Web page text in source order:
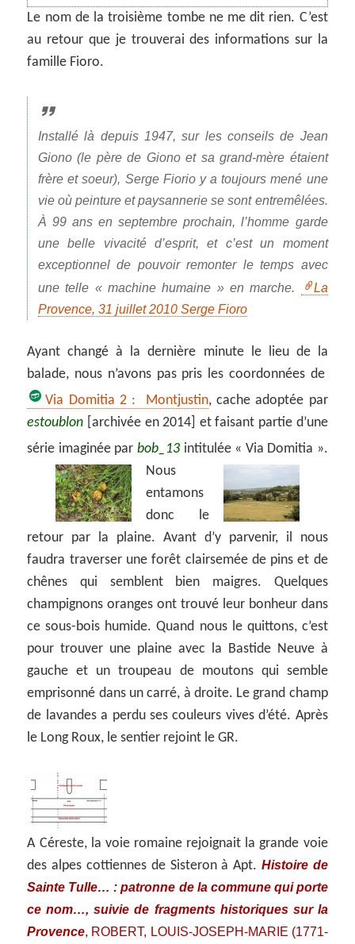
Le nom de la troisième tombe ne me dit rien. C’est
au retour que je trouverai des informations sur la
famille Fioro.
Installé là depuis 1947, sur les conseils de Jean
Giono (le père de Giono et sa grand-mère étaient
frère et soeur), Serge Fiorioy a toujours mené une
vie où peinture et paysannerie se sont entremêlées.
À 99 ans en septembre prochain, l’homme garde
une belle vivacité d’esprit, et c’est un moment
exceptionnel de pouvoir remonter le temps avec
une telle « machine humaine » en marche.
La
Provence, 31 juillet 2010 Serge Fioro
Ayant changé à la dernière minute le lieu de la
balade, nous n’avons pas pris les coordonnées de
Via Domitia 2 : Montjustin, cache adoptée par
estoublon [archivée en 2014] et faisant partie d’une
série imaginée par bob_13 intitulée « Via Domitia ».
Nous
entamons
donc le
retour par la plaine. Avant d’y parvenir, il nous
faudra traverser une forêt clairsemée de pins et de
chênes qui semblent bien maigres. Quelques
champignons oranges ont trouvé leur bonheur dans
ce sous-bois humide. Quand nous le quittons, c’est
pour trouver une plaine avec la Bastide Neuve à
gauche et un troupeau de moutons qui semble
emprisonné dans un carré, à droite. Le grand champ
de lavandes a perdu ses couleurs vives d’été. Après
le Long Roux, le sentier rejoint le GR.
A Céreste, la voie romaine rejoignait la grande voie
des alpes cottiennes de Sisteron à Apt. Histoire de
Sainte Tulle… : patronne de la commune qui porte
ce nom…, suivie de fragments historiques sur la
Provence, ROBERT, LOUIS-JOSEPH-MARIE (1771-